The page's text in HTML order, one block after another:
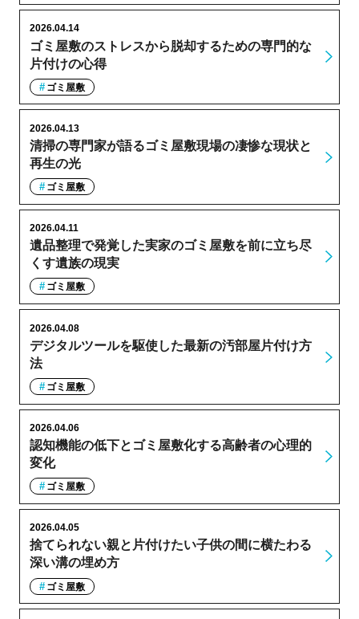
ゴミ屋敷のストレスから脱却するための専門的な
片付けの心得
2026.04.14
ゴミ屋敷
清掃の専門家が語るゴミ屋敷現場の凄惨な現状と
再生の光
2026.04.13
ゴミ屋敷
遺品整理で発覚した実家のゴミ屋敷を前に立ち尽
くす遺族の現実
2026.04.11
ゴミ屋敷
デジタルツールを駆使した最新の汚部屋片付け方
法
2026.04.08
ゴミ屋敷
認知機能の低下とゴミ屋敷化する高齢者の心理的
変化
2026.04.06
ゴミ屋敷
捨てられない親と片付けたい子供の間に横たわる
深い溝の埋め方
2026.04.05
ゴミ屋敷